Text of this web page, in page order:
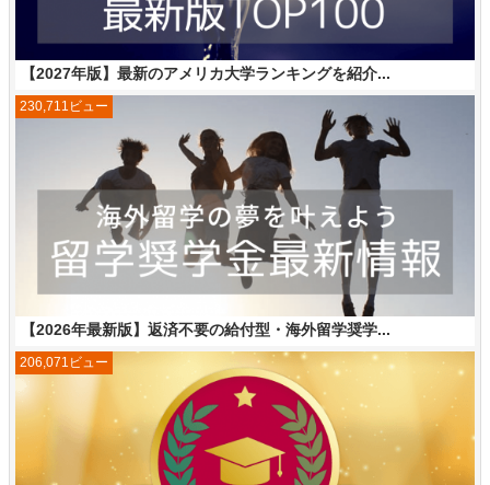
【2027年版】最新のアメリカ大学ランキングを紹介...
【2026年最新版】返済不要の給付型・海外留学奨学...
230,711ビュー
206,071ビュー